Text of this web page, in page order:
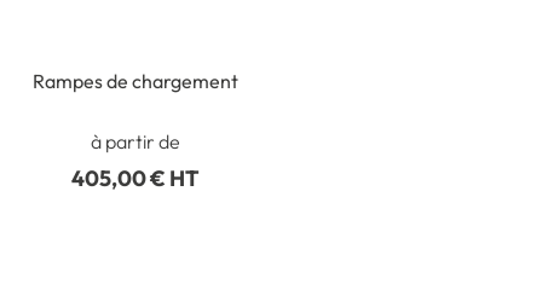
Rampes de chargement
à partir de
405,00 € HT